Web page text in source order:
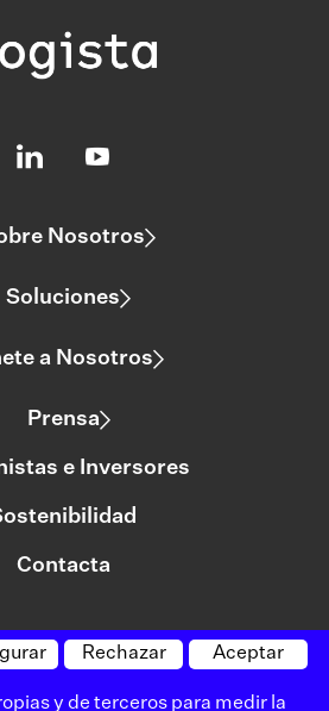
Nosotros
Soluciones
a Nosotros
Prensa
e Inversores
Contacta
los derechos reservados
Aviso legal
Aceptar
Rechazar
y de terceros para medir la